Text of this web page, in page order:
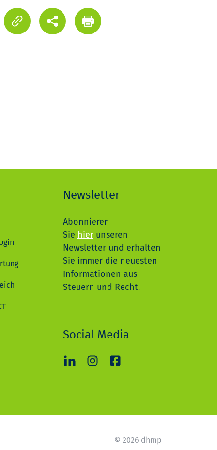
Newsletter
Abonnieren
Sie hier unseren
Newsletter und erhalten
Sie immer die neuesten
Informationen aus
Steuern und Recht.
Social Media
© 2026 dhmp